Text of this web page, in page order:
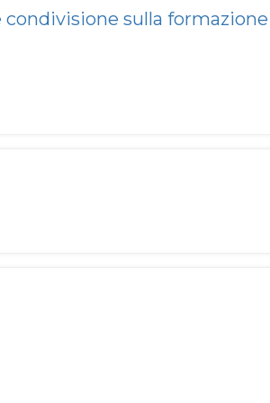
sulla formazione